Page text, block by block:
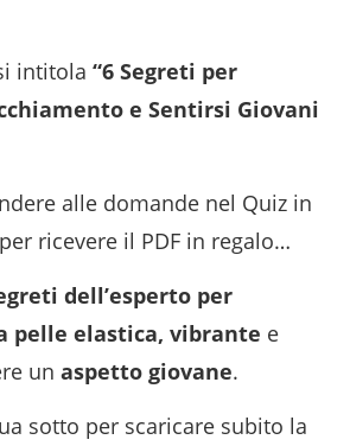
intitola “6 Segreti per
e Sentirsi Giovani
alle domande nel Quiz in
ricevere il PDF in regalo…
dell’esperto per
pelle elastica, vibrante e
un aspetto giovane.
sotto per scaricare subito la